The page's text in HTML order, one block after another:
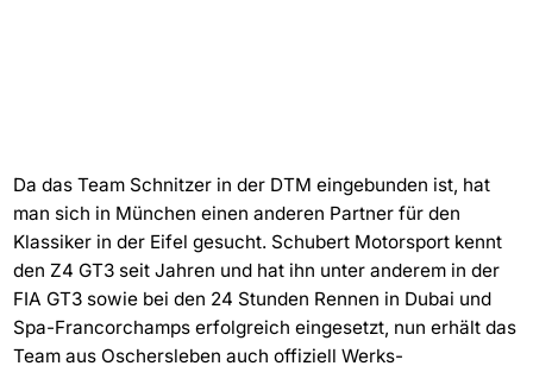
Da das Team Schnitzer in der DTM eingebunden ist, hat
man sich in München einen anderen Partner für den
Klassiker in der Eifel gesucht. Schubert Motorsport kennt
den Z4 GT3 seit Jahren und hat ihn unter anderem in der
FIA GT3 sowie bei den 24 Stunden Rennen in Dubai und
Spa-Francorchamps erfolgreich eingesetzt, nun erhält das
Team aus Oschersleben auch offiziell Werks-